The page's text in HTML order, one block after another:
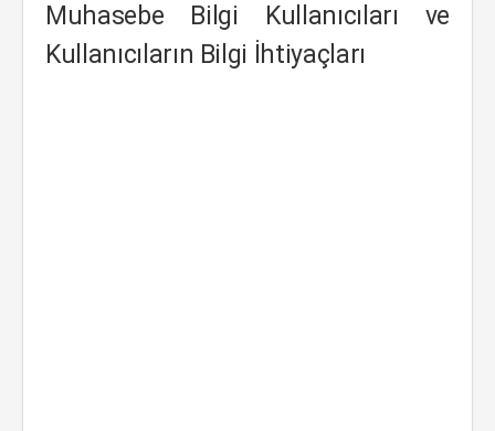
Muhasebe Bilgi Kullanıcıları ve
Kullanıcıların Bilgi İhtiyaçları